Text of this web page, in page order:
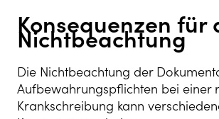
Konsequenzen für
Nichtbeachtung
Die Nichtbeachtung der
Aufbewahrungspflichten bei einer
Krankschreibung kann